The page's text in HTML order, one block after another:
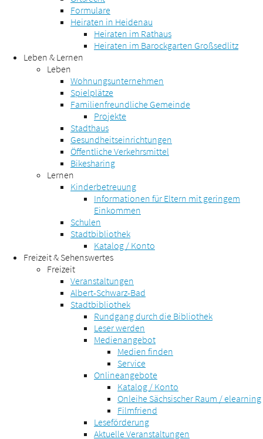
Formulare
Heiraten in Heidenau
Heiraten im Rathaus
Heiraten im Barockgarten Großsedlitz
Leben & Lernen
Leben
Wohnungsunternehmen
Spielplätze
Familienfreundliche Gemeinde
Projekte
Stadthaus
Gesundheitseinrichtungen
Öffentliche Verkehrsmittel
Bikesharing
Lernen
Kinderbetreuung
Informationen für Eltern mit geringem
Einkommen
Schulen
Stadtbibliothek
Katalog / Konto
Freizeit & Sehenswertes
Freizeit
Veranstaltungen
Albert-Schwarz-Bad
Stadtbibliothek
Rundgang durch die Bibliothek
Leser werden
Medienangebot
Medien finden
Service
Onlineangebote
Katalog / Konto
Onleihe Sächsischer Raum / elearning
Filmfriend
Leseförderung
Aktuelle Veranstaltungen